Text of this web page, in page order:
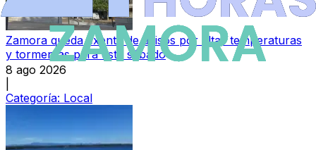
Zamora queda exenta de avisos por altas temperaturas
y tormentas para este sábado
8 ago 2026
Categoría: Local